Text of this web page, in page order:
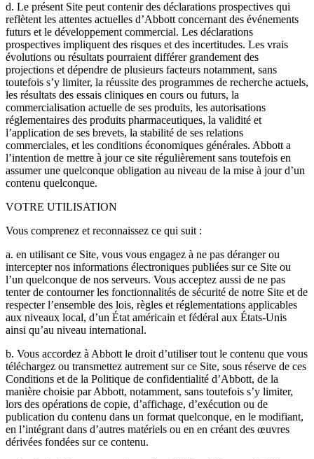
d. Le présent Site peut contenir des déclarations prospectives qui
reflètent les attentes actuelles d’Abbott concernant des événements
futurs et le développement commercial. Les déclarations
prospectives impliquent des risques et des incertitudes. Les vrais
évolutions ou résultats pourraient différer grandement des
projections et dépendre de plusieurs facteurs notamment, sans
toutefois s’y limiter, la réussite des programmes de recherche actuels,
les résultats des essais cliniques en cours ou futurs, la
commercialisation actuelle de ses produits, les autorisations
réglementaires des produits pharmaceutiques, la validité et
l’application de ses brevets, la stabilité de ses relations
commerciales, et les conditions économiques générales. Abbott a
l’intention de mettre à jour ce site régulièrement sans toutefois en
assumer une quelconque obligation au niveau de la mise à jour d’un
contenu quelconque.
VOTRE UTILISATION
Vous comprenez et reconnaissez ce qui suit :
a. en utilisant ce Site, vous vous engagez à ne pas déranger ou
intercepter nos informations électroniques publiées sur ce Site ou
l’un quelconque de nos serveurs. Vous acceptez aussi de ne pas
tenter de contourner les fonctionnalités de sécurité de notre Site et de
respecter l’ensemble des lois, règles et réglementations applicables
aux niveaux local, d’un État américain et fédéral aux États-Unis
ainsi qu’au niveau international.
b. Vous accordez à Abbott le droit d’utiliser tout le contenu que vous
téléchargez ou transmettez autrement sur ce Site, sous réserve de ces
Conditions et de la Politique de confidentialité d’Abbott, de la
manière choisie par Abbott, notamment, sans toutefois s’y limiter,
lors des opérations de copie, d’affichage, d’exécution ou de
publication du contenu dans un format quelconque, en le modifiant,
en l’intégrant dans d’autres matériels ou en en créant des œuvres
dérivées fondées sur ce contenu.